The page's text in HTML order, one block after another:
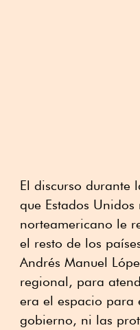
El discurso durante
que Estados
norteamericano le
el resto de los
Andrés Manuel
regional, para
era el espacio para
gobierno, ni las